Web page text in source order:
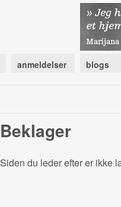
anmeldelser blogs
Beklager
Siden du leder efter er